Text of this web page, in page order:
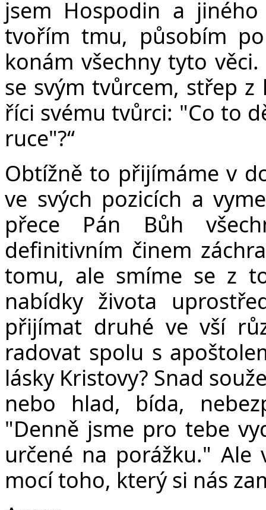
jsem Hospodin a
tvořím tmu, působím
konám všechny tyto
se svým tvůrcem, střep
říci svému tvůrci: "Co to
ruce"?“
Obtížně to přijímáme v
ve svých pozicích a
přece Pán Bůh
definitivním činem
tomu, ale smíme se z
nabídky života
přijímat druhé ve vší
radovat spolu s
lásky Kristovy? Snad
nebo hlad, bída,
"Denně jsme pro tebe
určené na porážku." Ale
mocí toho, který si nás